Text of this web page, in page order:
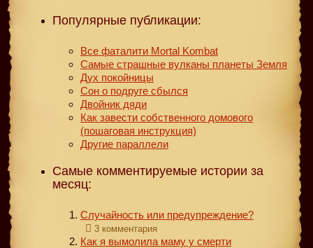
Популярные публикации:
Все фаталити Mortal Kombat
Самые страшные вулканы планеты Земля
Дух покойницы
Сон о подруге сбылся
Двойник дяди
Как завести собственного домового
(пошаговая инструкция)
Другие параллели
Самые комментируемые истории за
месяц:
Случайность или предупреждение?
3 комментария
Как я вымолила маму у смерти